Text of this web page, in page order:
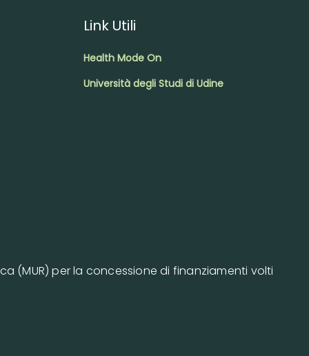
Link Utili
Health Mode On
Università degli Studi di Udine
(MUR) per la concessione di finanziamenti volti